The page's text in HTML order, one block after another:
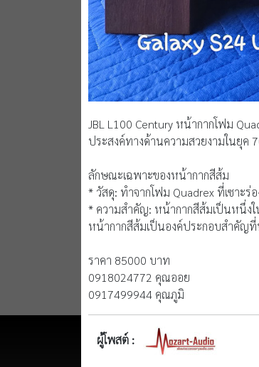
JBL L100 Century หน้ากากโฟม
ประสงค์ทางด้านความสวยงามในยุค
ลักษณะเฉพาะของหน้ากากสีส้ม
* วัสดุ: ทำจากโฟม Quadrex ที่เซาะร่
* ความสำคัญ: หน้ากากสีส้มเป็นหนึ่งใ
หน้ากากสีส้มเป็นองค์ประกอบสำคัญ
ราคา 85000 บาท
0918024772 คุณออย
0917499944 คุณภูมิ
ผู้โพสต์ :